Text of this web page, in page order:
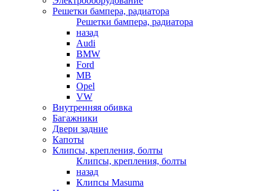
Решетки бампера, радиатора
Решетки бампера, радиатора
назад
Audi
BMW
Ford
MB
Opel
VW
Внутренняя обивка
Багажники
Двери задние
Капоты
Клипсы, крепления, болты
Клипсы, крепления, болты
назад
Клипсы Masuma